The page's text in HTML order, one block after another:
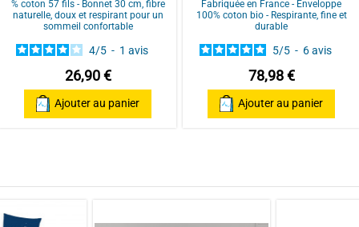
FINITIONS PRATIQUES : housse
impeccable de la couette. Taies
TEXTILE SAIN ET DURABLE :
label Oeko-Tex. Dormez serein !
ENTRETIEN FACILE : lavable à
A.F.
% coton 57 fils - Bonnet 30 cm, fibre
naturelle, doux et respirant pour un
sommeil confortable
4/5 - 1 avis
26,90 €
Ajouter au panier
Fabriquée en France - Enveloppe
100% coton bio - Respirante, fine et
durable
5/5 - 6avis
78,98 €
Ajouter au panier